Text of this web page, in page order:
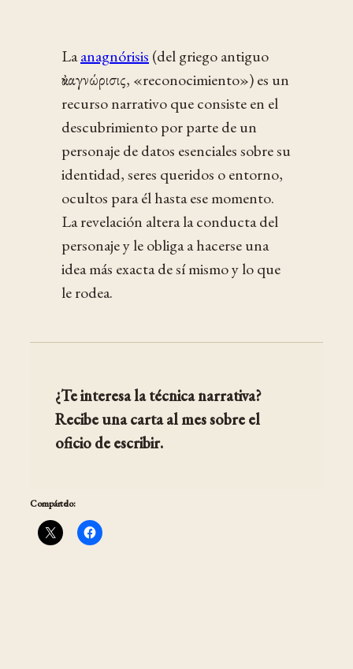
Laanagnórisis (del griego antiguo
ἀναγνώρισις, «reconocimiento») es un
recurso narrativo que consiste en el
descubrimiento por parte de un
personaje de datos esenciales sobre su
identidad, seres queridos o entorno,
ocultos para él hasta ese momento.
La revelación altera la conducta del
personaje y le obliga a hacerse una
idea más exacta de sí mismo y lo que
le rodea.
¿Te interesa la técnica narrativa?
Recibe una carta al mes sobre el
oficio de escribir.
Compártelo: